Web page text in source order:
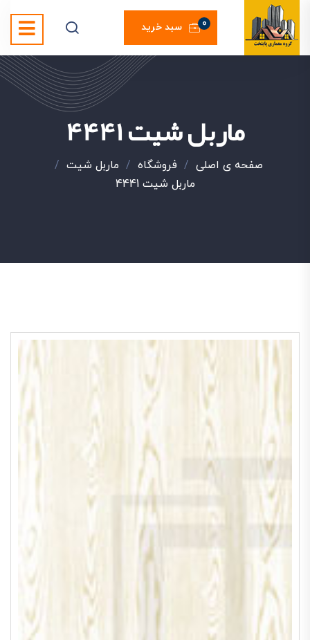
سبد خرید 0
ماربل شیت 4441
صفحه ی اصلی / فروشگاه / ماربل شیت /
ماربل شیت 4441